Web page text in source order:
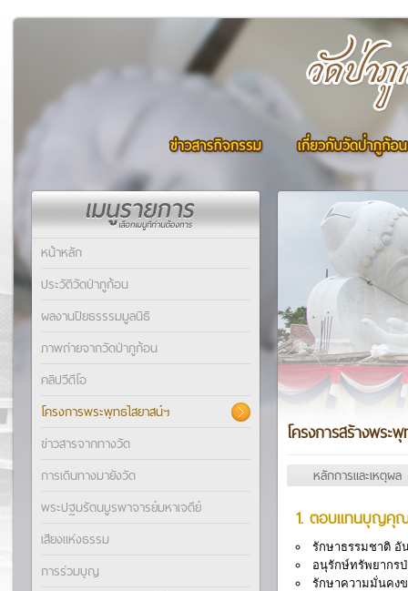
หน้าหลัก
ประวัติวัดป่าภูก้อน
ผลงานปิยธรรรมมูลนิธิ
ภาพถ่ายจากวัดป่าภูก้อน
คลิปวีดีโอ
โครงการพระพุทธไสยาสน์ฯ
ข่าวสารจากทางวัด
การเดินทางมายังวัด
พระปฐมรัตนบูรพาจารย์มหาเจดีย์
เสียงแห่งธรรม
การร่วมบุญ
โครงการสร้างพระ
หลักการและเหตุผล
1. ตอบแทนบุญคุ
รักษาธรรมชาติ อั
อนุรักษ์ทรัพยากร
รักษาความมั่นคง